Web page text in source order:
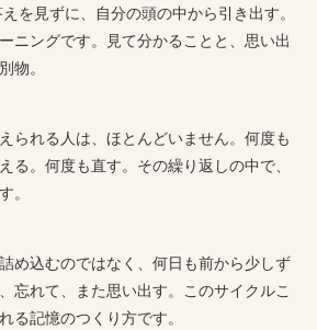
を見ずに、自分の頭の中から引き出す。
ニングです。見て分かることと、思い出
物。
られる人は、ほとんどいません。何度も
る。何度も直す。その繰り返しの中で、
。
め込むのではなく、何日も前から少しず
忘れて、また思い出す。このサイクルこ
る記憶のつくり方です。